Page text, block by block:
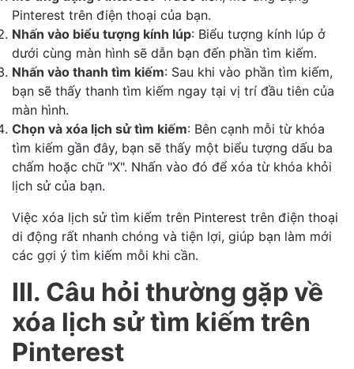
Pinterest trên điện thoại của bạn.
Nhấn vào biểu tượng kính lúp: Biểu tượng kính lúp ở
dưới cùng màn hình sẽ dẫn bạn đến phần tìm kiếm.
Nhấn vào thanh tìm kiếm: Sau khi vào phần tìm kiếm,
bạn sẽ thấy thanh tìm kiếm ngay tại vị trí đầu tiên của
màn hình.
Chọn và xóa lịch sử tìm kiếm: Bên cạnh mỗi từ khóa
tìm kiếm gần đây, bạn sẽ thấy một biểu tượng dấu ba
chấm hoặc chữ "X". Nhấn vào đó để xóa từ khóa khỏi
lịch sử của bạn.
Việc xóa lịch sử tìm kiếm trên Pinterest trên điện thoại
di động rất nhanh chóng và tiện lợi, giúp bạn làm mới
các gợi ý tìm kiếm mỗi khi cần.
III. Câu hỏi thường gặp về
xóa lịch sử tìm kiếm trên
Pinterest